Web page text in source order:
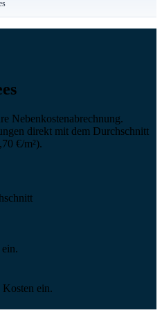
Nebenkostenabrechnung.
direkt mit dem Durchschnitt
€/m²).
ein.